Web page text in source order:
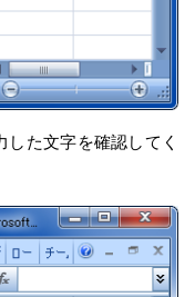
した文字を確認してく